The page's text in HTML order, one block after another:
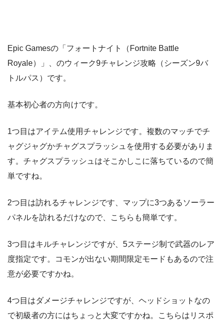
Epic Gamesの「フォートナイト（Fortnite Battle
Royale）」、のウィーク9チャレンジ攻略（シーズン9バ
トルパス）です。
基本初心者の方向けです。
1つ目はアイテム使用チャレンジです。複数のマッチでチ
ャグジャグかチャグスプラッシュを使用する必要がありま
す。チャグスプラッシュはそこかしこに落ちているので簡
単ですね。
2つ目は訪れるチャレンジです、マップに3つあるソーラー
パネルを訪れるだけなので、こちらも簡単です。
3つ目はキルチャレンジですが、5ステージ制で武器のレア
度指定です。コモンが出ない期間限定モードもあるので注
意が必要ですかね。
4つ目はダメージチャレンジですが、ヘッドショットなの
で初級者の方にはちょっと大変ですかね。こちらはリスポ